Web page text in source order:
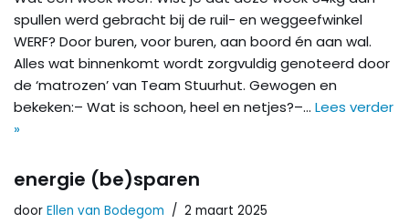
spullen werd gebracht bij de ruil- en weggeefwinkel
WERF? Door buren, voor buren, aan boord én aan wal.
Alles wat binnenkomt wordt zorgvuldig genoteerd door
de ‘matrozen’ van Team Stuurhut. Gewogen en
bekeken:– Wat is schoon, heel en netjes?–… Lees verder
»
energie (be)sparen
door Ellen van Bodegom 2 maart 2025